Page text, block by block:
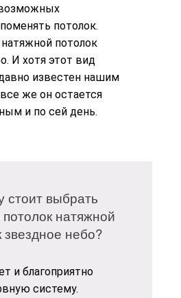
потолок.
потолок
И хотя этот вид
известен нашим
же он остается
и по сей день.
стоит выбрать
натяжной
звездное небо?
и благоприятно
систему.